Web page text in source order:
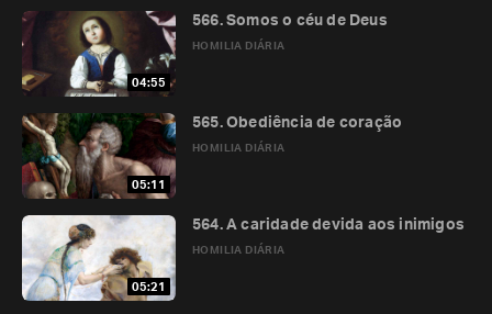
04:55
HOMILIA DIÁRIA
566. Somos o céu de Deus
05:11
HOMILIA DIÁRIA
565. Obediência de coração
05:21
HOMILIA DIÁRIA
564. A caridade devida aos inimigos